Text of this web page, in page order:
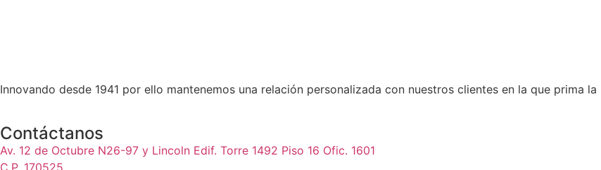
Innovando desde 1941 por ello mantenemos una relación personalizada con nuestros clientes en la que prima
Contáctanos
Av. 12 de Octubre N26-97 y Lincoln Edif. Torre 1492 Piso 16 Ofic. 1601
C.P. 170525